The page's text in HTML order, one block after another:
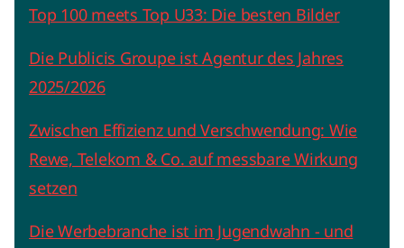
Top 100 meets Top U33: Die besten Bilder
Die Publicis Groupe ist Agentur des Jahres
2025/2026
Zwischen Effizienz und Verschwendung: Wie
Rewe, Telekom & Co. auf messbare Wirkung
setzen
Die Werbebranche ist im Jugendwahn - und